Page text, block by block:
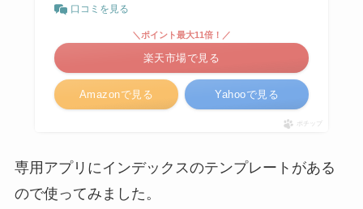
口コミを見る
Amazonで見る
＼ポイント最大11倍！／
楽天市場で見る
Yahooで見る
ポチップ
専用アプリにインデックスのテンプレートがある
ので使ってみました。